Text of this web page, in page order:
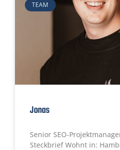
TEAM
Jonas
Senior SEO-
Steckbrief Wohnt in: